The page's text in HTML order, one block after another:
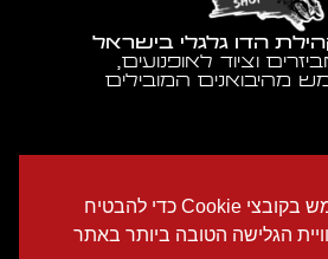
הדו גלגלי בישראל
וציוד לאופנועים,
מהיבואנים המובילים
אתר זה משתמש בקובצי Cookie כדי להבטיח
הגלישה הטובה ביותר באתר